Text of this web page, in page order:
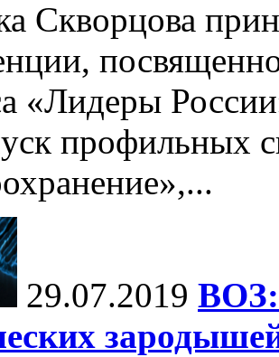
Скворцова
«Лидеры
профильных
29.07.2019 ВОЗ: